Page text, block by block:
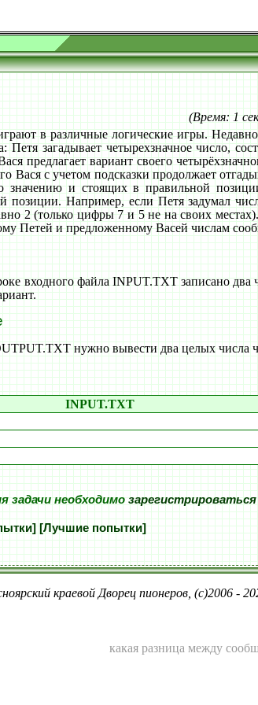
(Время: 1
в различные логические игры.
Петя загадывает четырехзначное число,
предлагает вариант своего
Вася с учетом подсказки продолжает
значению и стоящих в правильной
позиции. Например, если Петя задумал
2 (только цифры 7 и 5 не на своих
Петей и предложенному Васей числам
входного файла INPUT.TXT записано
нужно вывести два целых числа
INPUT.TXT
задачи необходимозарегистрироваться
[Лучшие попытки]
краевой Дворец пионеров, (c)2006 -
какая разница между